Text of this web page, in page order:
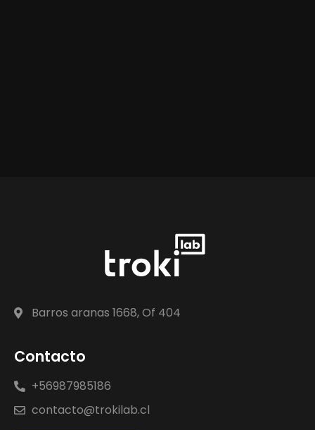
Barros aranas 1668, Of 404
Contacto
+56987985186
contacto@trokilab.cl